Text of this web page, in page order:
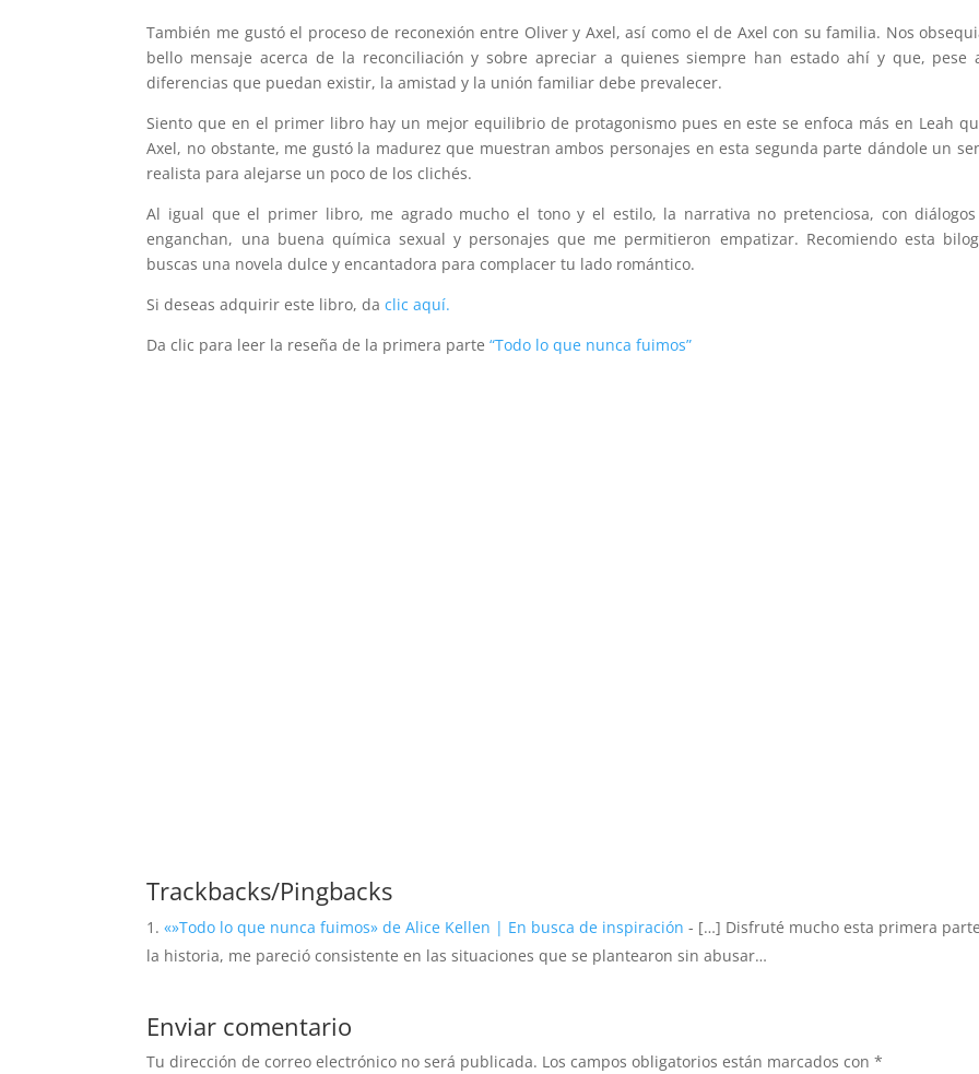
También me gustó el proceso de reconexión entre Oliver y Axel, así como el de Axel con su familia. Nos
bello mensaje acerca de la reconciliación y sobre apreciar a quienes siempre han estado ahí y que, pese
diferencias que puedan existir, la amistad y la unión familiar debe prevalecer.
Siento que en el primer libro hay un mejor equilibrio de protagonismo pues en este se enfoca más en Leah
Axel, no obstante, me gustó la madurez que muestran ambos personajes en esta segunda parte dándole un
realista para alejarse un poco de los clichés.
Al igual que el primer libro, me agrado mucho el tono y el estilo, la narrativa no pretenciosa, con
enganchan, una buena química sexual y personajes que me permitieron empatizar. Recomiendo esta
buscas una novela dulce y encantadora para complacer tu lado romántico.
Si deseas adquirir este libro, daclic aquí.
Da clic para leer la reseña de la primera parte“Todo lo que nunca fuimos”
Trackbacks/Pingbacks
«»Todo lo que nunca fuimos» de Alice Kellen | En busca de inspiración - […] Disfruté mucho esta primera
la historia, me pareció consistente en las situaciones que se plantearon sin abusar…
Enviar comentario
Tu dirección de correo electrónico no será publicada. Los campos obligatorios están marcados con*